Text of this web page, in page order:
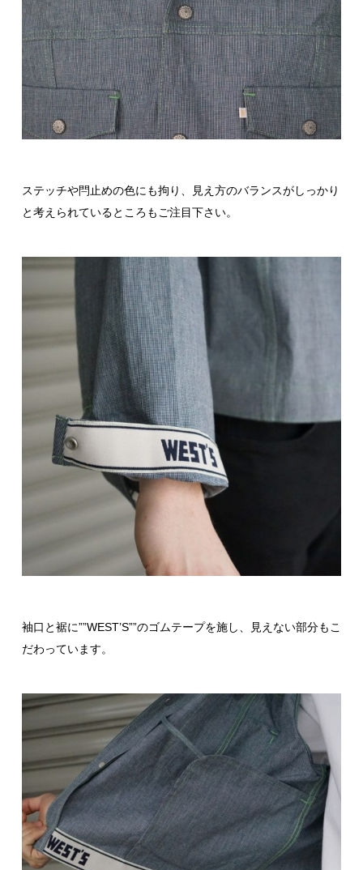
ステッチや閂止めの色にも拘り、見え方のバランスがしっかり
と考えられているところもご注目下さい。
袖口と裾に””WEST’S””のゴムテープを施し、見えない部分もこ
だわっています。